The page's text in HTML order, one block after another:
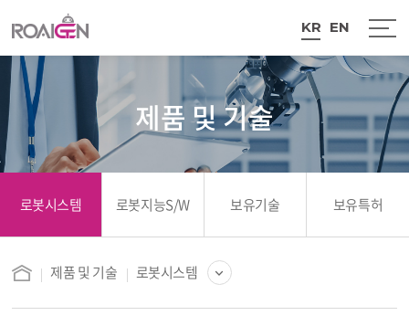
KR EN
로봇시스템 로봇지능S/W 보유기술 보유특허
제품 및 기술
로봇시스템